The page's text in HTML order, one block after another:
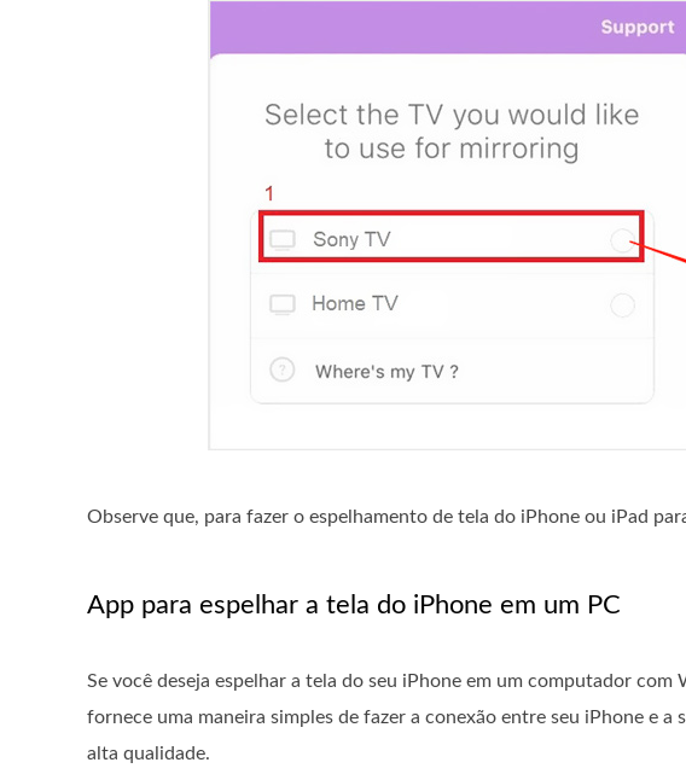
Observe que, para fazer o espelhamento de tela do iPhone ou iPad
App para espelhar a tela do iPhone em um PC
Se você deseja espelhar a tela do seu iPhone em um computador
fornece uma maneira simples de fazer a conexão entre seu iPhone e
alta qualidade.